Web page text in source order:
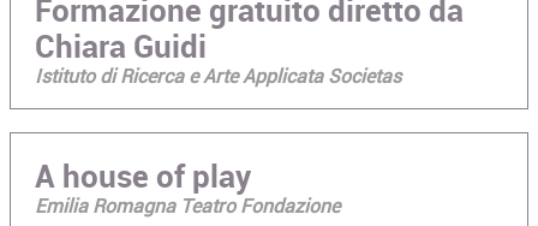
Formazione gratuito diretto da
Chiara Guidi
Istituto di Ricerca e Arte Applicata Societas
A house of play
Emilia Romagna Teatro Fondazione